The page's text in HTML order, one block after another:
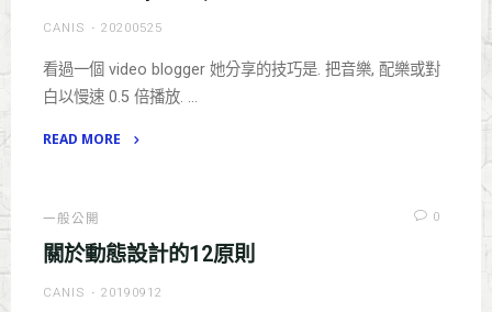
表"
CANIS 20200525
看過一個 video blogger 她分享的技巧是. 把音樂, 配樂或對
白以慢速 0.5 倍播放. …
READ MORE
Mocap
錄
動
一般公開 0
關於動態設計的12原則
CANIS 20190912